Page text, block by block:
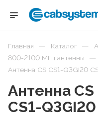
Главная — Каталог —
800-2100 МГц антенны —
Антенна CS CS1-Q3GI20
Антенна CS
CS1-Q3GI20